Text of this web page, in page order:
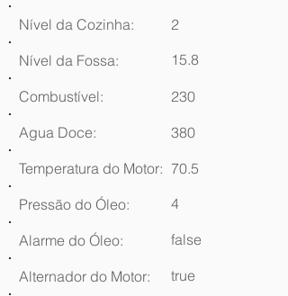
Nível da Cozinha:
2
Nível da Fossa:
15.8
Combustível:
230
Agua Doce:
380
Temperatura do Motor: 70.5
Pressão do Óleo:
4
Alarme do Óleo: false
Alternador do Motor: true